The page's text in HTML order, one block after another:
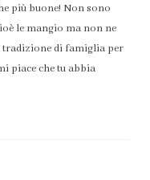
più buone! Non sono
le mangio ma non ne
tradizione di famiglia per
piace che tu abbia